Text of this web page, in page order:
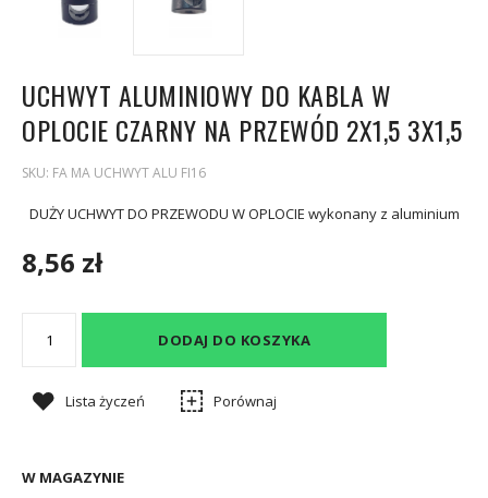
UCHWYT ALUMINIOWY DO KABLA W
OPLOCIE CZARNY NA PRZEWÓD 2X1,5 3X1,5
SKU: FA MA UCHWYT ALU FI16
DUŻY UCHWYT DO PRZEWODU W OPLOCIE wykonany z aluminium
8,56 zł
DODAJ DO KOSZYKA
Lista życzeń Porównaj
W MAGAZYNIE